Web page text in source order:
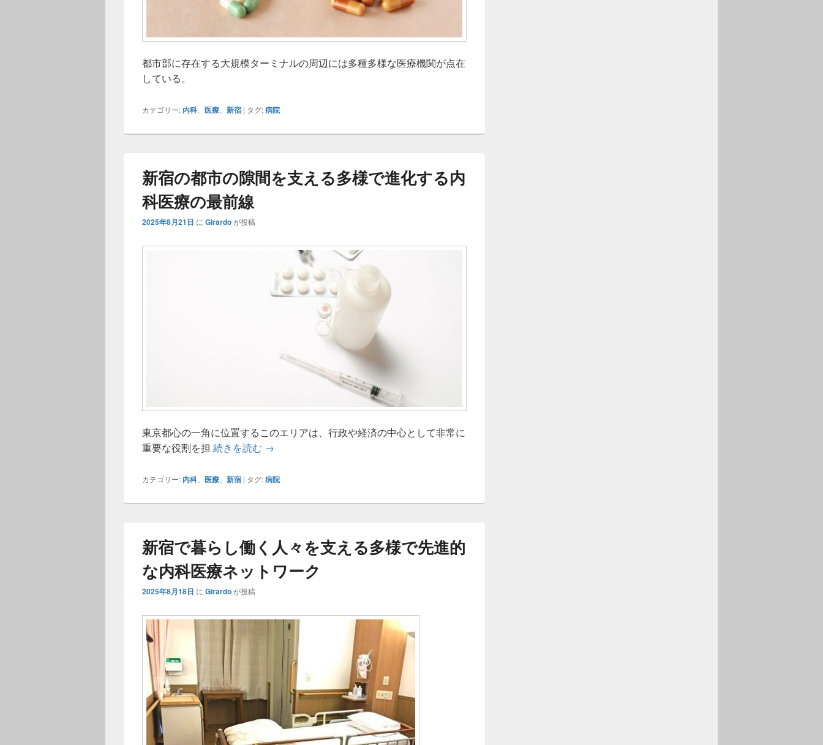
都市部に存在する大規模ターミナルの周辺には多種多様な医療機関が点在
している。
カテゴリー: 内科、 医療 新宿 | タグ:病院
新宿の都市の隙間を支える多様で進化する内
科医療の最前線
2025年8月21日 に Girardoが投稿
東京都心の一角に位置するこのエリアは、行政や経済の中心として非常に
重要な役割を担 続きを読む 新宿の都市の隙間を支える多様で進化する内科医療の最前線
→
カテゴリー: 内科、 医療、 新宿 | タグ:病院
新宿で暮らし働く人々を支える多様で先進的
な内科医療ネットワーク
2025年8月18日 に Girardoが投稿